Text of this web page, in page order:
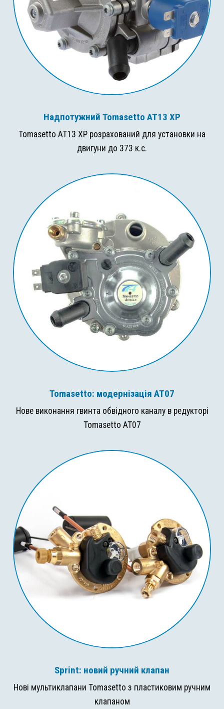
Надпотужний Tomasetto AT13 XP
Tomasetto AT13 XP розрахований для установки на
двигуни до 373 к.с.
Tomasetto: модернізація AT07
Нове виконання гвинта обвідного каналу в редукторі
Tomasetto AT07
Sprint: новий ручний клапан
Нові мультиклапани Tomasetto з пластиковим ручним
клапаном